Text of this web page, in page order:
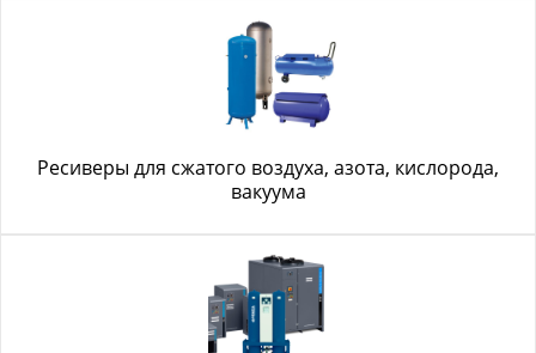
Ресиверы для сжатого воздуха, азота, кислорода,
вакуума